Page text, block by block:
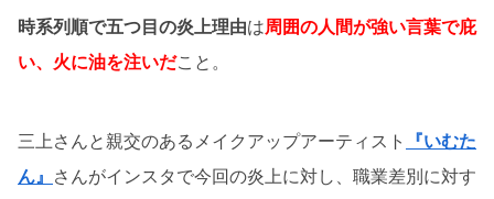
時系列順で五つ目の炎上理由は周囲の人間が強い言葉で庇
い、火に油を注いだこと。
三上さんと親交のあるメイクアップアーティスト
『いむた
ん』 さんがインスタで今回の炎上に対し、職業差別に対す